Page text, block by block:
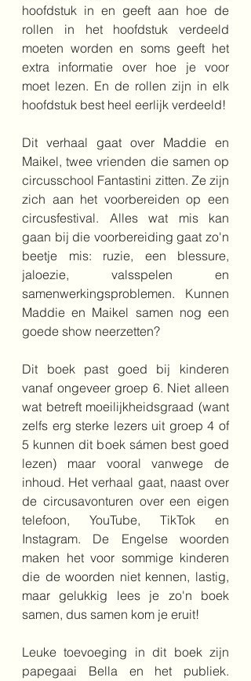
hoofdstuk in en geeft aan hoe de
rollen in het hoofdstuk verdeeld
moeten worden en soms geeft het
extra informatie over hoe je voor
moet lezen. En de rollen zijn in elk
hoofdstuk best heel eerlijk verdeeld!
Dit verhaal gaat over Maddie en
Maikel, twee vrienden die samen op
circusschool Fantastini zitten. Ze zijn
zich aan het voorbereiden op een
circusfestival. Alles wat mis kan
gaan bij die voorbereiding gaat zo'n
beetje mis: ruzie, een blessure,
jaloezie, valsspelen en
samenwerkingsproblemen. Kunnen
Maddie en Maikel samen nog een
goede show neerzetten?
Dit boek past goed bij kinderen
vanaf ongeveer groep 6. Niet alleen
wat betreft moeilijkheidsgraad (want
zelfs erg sterke lezers uit groep 4 of
5 kunnen dit boek sámen best goed
lezen) maar vooral vanwege de
inhoud. Het verhaal gaat, naast over
de circusavonturen over een eigen
telefoon, YouTube, TikTok en
Instagram. De Engelse woorden
maken het voor sommige kinderen
die de woorden niet kennen, lastig,
maar gelukkig lees je zo'n boek
samen, dus samen kom je eruit!
Leuke toevoeging in dit boek zijn
papegaai Bella en het publiek.